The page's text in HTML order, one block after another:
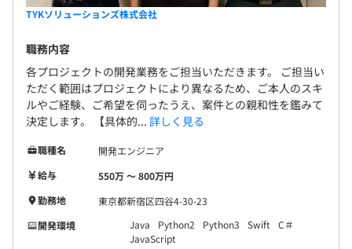
TYKソリューションズ株式会社
職務内容
各プロジェクトの開発業務をご担当いただきます。 ご担当い
ただく範囲はプロジェクトにより異なるため、ご本人のスキ
ルやご経験、ご希望を伺ったうえ、案件との親和性を鑑みて
決定します。 【具体的... 詳しく見る
職種名
開発エンジニア
給与
550万 〜 800万円
勤務地
東京都新宿区四谷4-30-23
開発環境
Java Python2 Python3 Swift
C＃
JavaScript